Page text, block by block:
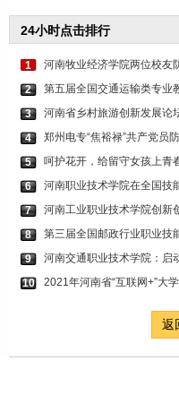
24小时点击排行
1
河南牧业经济学院两位校友
2
第五届全国交通运输类专业
3
河南省乡村旅游创新发展论
4
郑州电专“焦裕禄”共产党员
5
呵护花开，给留守女孩上青
6
河南职业技术学院在全国技
7
河南工业职业技术学院创新
8
第三届全国邮政行业职业技
9
河南交通职业技术学院：启
10
2021年河南省“互联网+”大
返